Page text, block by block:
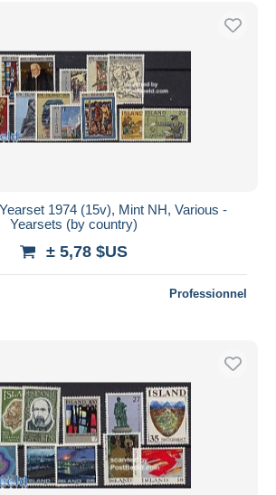
réduction
bancaire
Appliquer
1974 (15v), Mint NH, Various -
Yearsets (by country)
± 5,78 $US
Professionnel